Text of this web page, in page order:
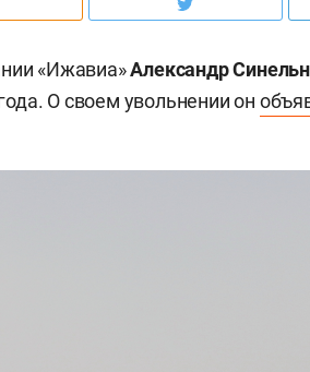
«Ижавиа»Александр
О своем увольнении он